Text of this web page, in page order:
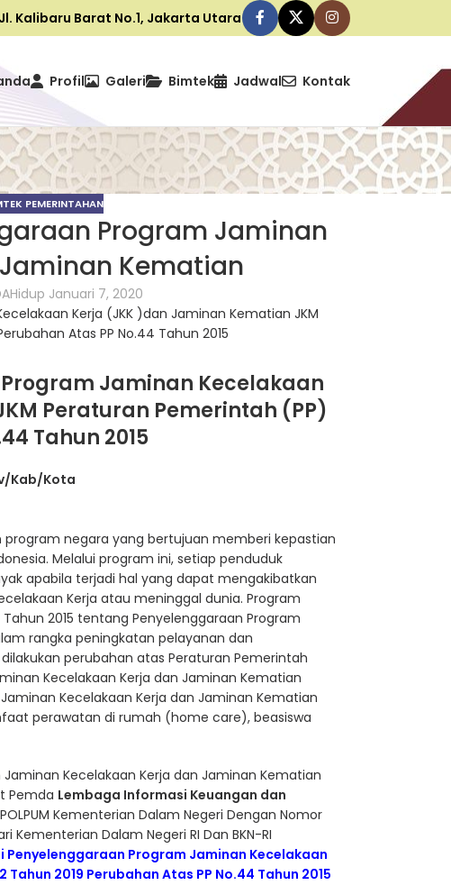
Kalibaru Barat No.1, Jakarta Utara
Profil Galeri Bimtek Jadwal Kontak
PEMERINTAHAN
Program Jaminan
Kematian
Hidup Januari 7, 2020
Jaminan Kecelakaan
Peraturan Pemerintah (PP)
Tahun 2015
Kab/Kota
negara yang bertujuan memberi kepastian
Melalui program ini, setiap penduduk
apabila terjadi hal yang dapat mengakibatkan
Kerja atau meninggal dunia. Program
2015 tentang Penyelenggaraan Program
rangka peningkatan pelayanan dan
perubahan atas Peraturan Pemerintah
Kecelakaan Kerja dan Jaminan Kematian
Kecelakaan Kerja dan Jaminan Kematian
perawatan di rumah (home care), beasiswa
Kecelakaan Kerja dan Jaminan Kematian
Pemda Lembaga Informasi Keuangan dan
Kementerian Dalam Negeri Dengan Nomor
Kementerian Dalam Negeri RI Dan BKN-RI
Penyelenggaraan Program Jaminan Kecelakaan
2019 Perubahan Atas PP No.44 Tahun 2015